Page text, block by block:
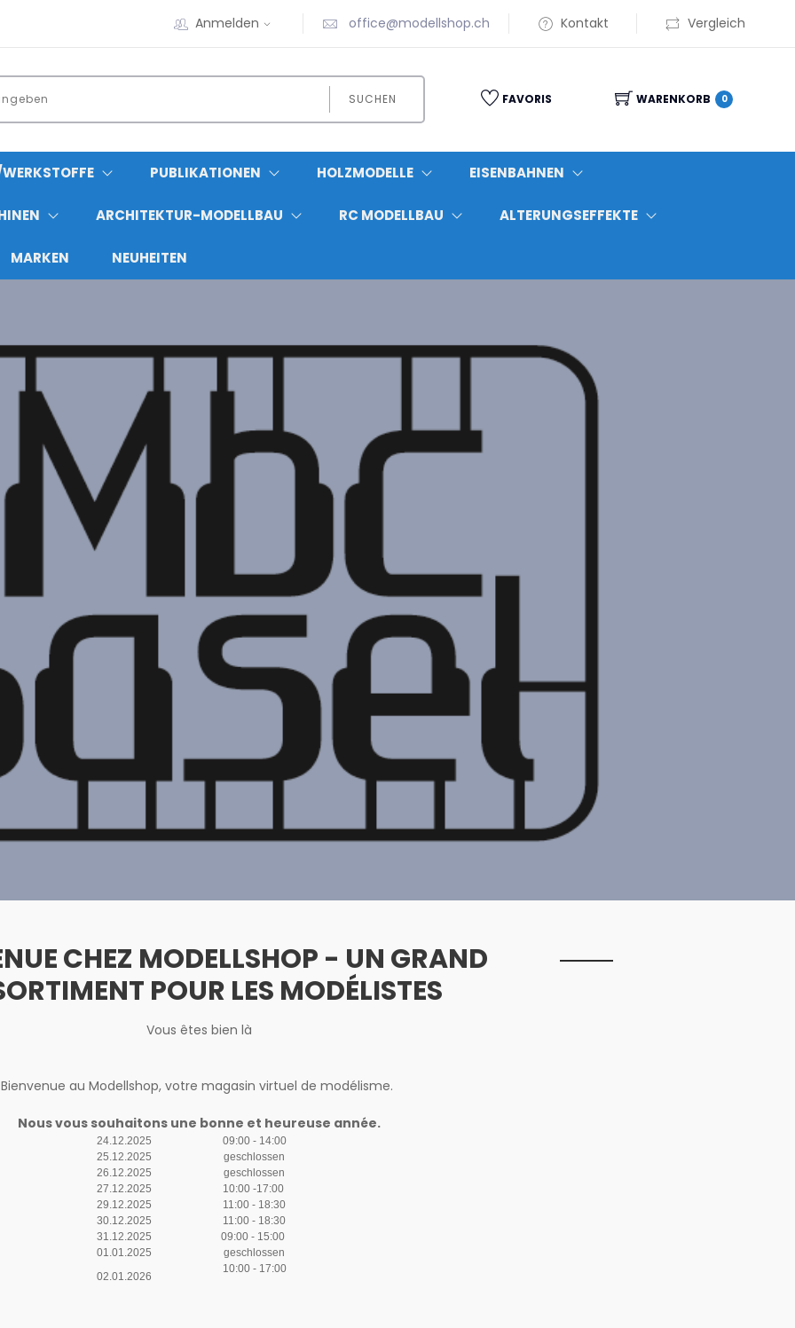
Anmelden office@modellshop.ch Kontakt Vergleich
SUCHEN FAVORIS WARENKORB 0
PUBLIKATIONEN HOLZMODELLE EISENBAHNEN
ARCHITEKTUR-MODELLBAU RC MODELLBAU ALTERUNGSEFFEKTE
MARKEN NEUHEITEN
CHEZ MODELLSHOP - UN GRAND
POUR LES MODÉLISTES
Vous êtes bien là
Bienvenue au Modellshop, votre magasin virtuel de modélisme.
Nous vous souhaitons une bonne et heureuse année.
24.12.2025
09:00 - 14:00
25.12.2025
geschlossen
26.12.2025
geschlossen
27.12.2025
10:00 -17:00
29.12.2025
11:00 - 18:30
30.12.2025
11:00 - 18:30
31.12.2025
09:00 - 15:00
01.01.2025
geschlossen
02.01.2026
10:00 - 17:00